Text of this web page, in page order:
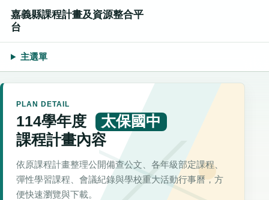
嘉義縣課程計畫及資源整合平
台
主選單
PLAN DETAIL
114學年度
太保國中
課程計畫內容
依原課程計畫整理公開備查公文、各年級部定課程、
彈性學習課程、會議紀錄與學校重大活動行事曆，方
便快速瀏覽與下載。